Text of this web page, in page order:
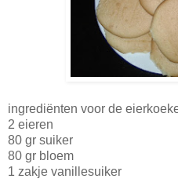
ingrediënten voor de
2 eieren
80 gr suiker
80 gr bloem
1 zakje vanillesuiker